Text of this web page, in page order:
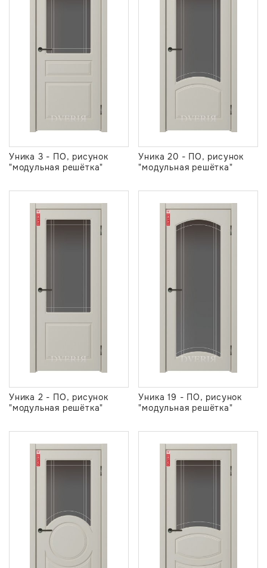
Уника 3 - ПО, рисунок
"модульная решётка"
Уника 20 - ПО, рисунок
"модульная решётка"
Уника 2 - ПО, рисунок
"модульная решётка"
Уника 19 - ПО, рисунок
"модульная решётка"